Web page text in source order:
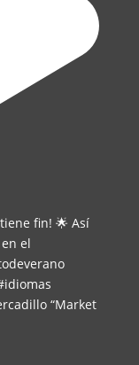
“Market